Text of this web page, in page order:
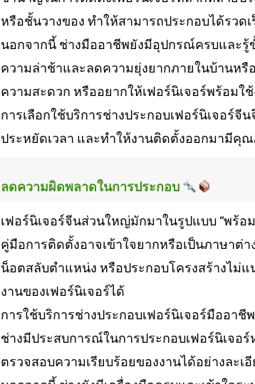
หรือชั้นวางของ ทำให้สามารถประกอบได้รวด
นอกจากนี้ ช่างมืออาชีพยังมีอุปกรณ์ครบและรู้
ความล่าช้าและลดความยุ่งยากภายในบ้านหรื
ความสะดวก หรืออยากให้เฟอร์นิเจอร์พร้อมใ
การเลือกใช้บริการช่างประกอบเฟอร์นิเจอร์จี
ประหยัดเวลา และทำให้งานติดตั้งออกมามีคุ
ลดความผิดพลาดในการประกอบ
เฟอร์นิเจอร์จีนส่วนใหญ่มักมาในรูปแบบ “พร้
คู่มือการติดตั้งอาจเข้าใจยากหรือเป็นภาษาต่
น็อตสลับตำแหน่ง หรือประกอบโครงสร้างไม่
งานของเฟอร์นิเจอร์ได้
การใช้บริการช่างประกอบเฟอร์นิเจอร์มืออา
ช่างมีประสบการณ์ในการประกอบเฟอร์นิเจอ
ตรวจสอบความเรียบร้อยของงานได้อย่างละเ